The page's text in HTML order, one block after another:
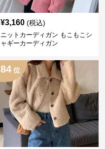
¥3,160 (税込)
ニットカーディガン もこもこシ
ャギーカーディガン
84 位